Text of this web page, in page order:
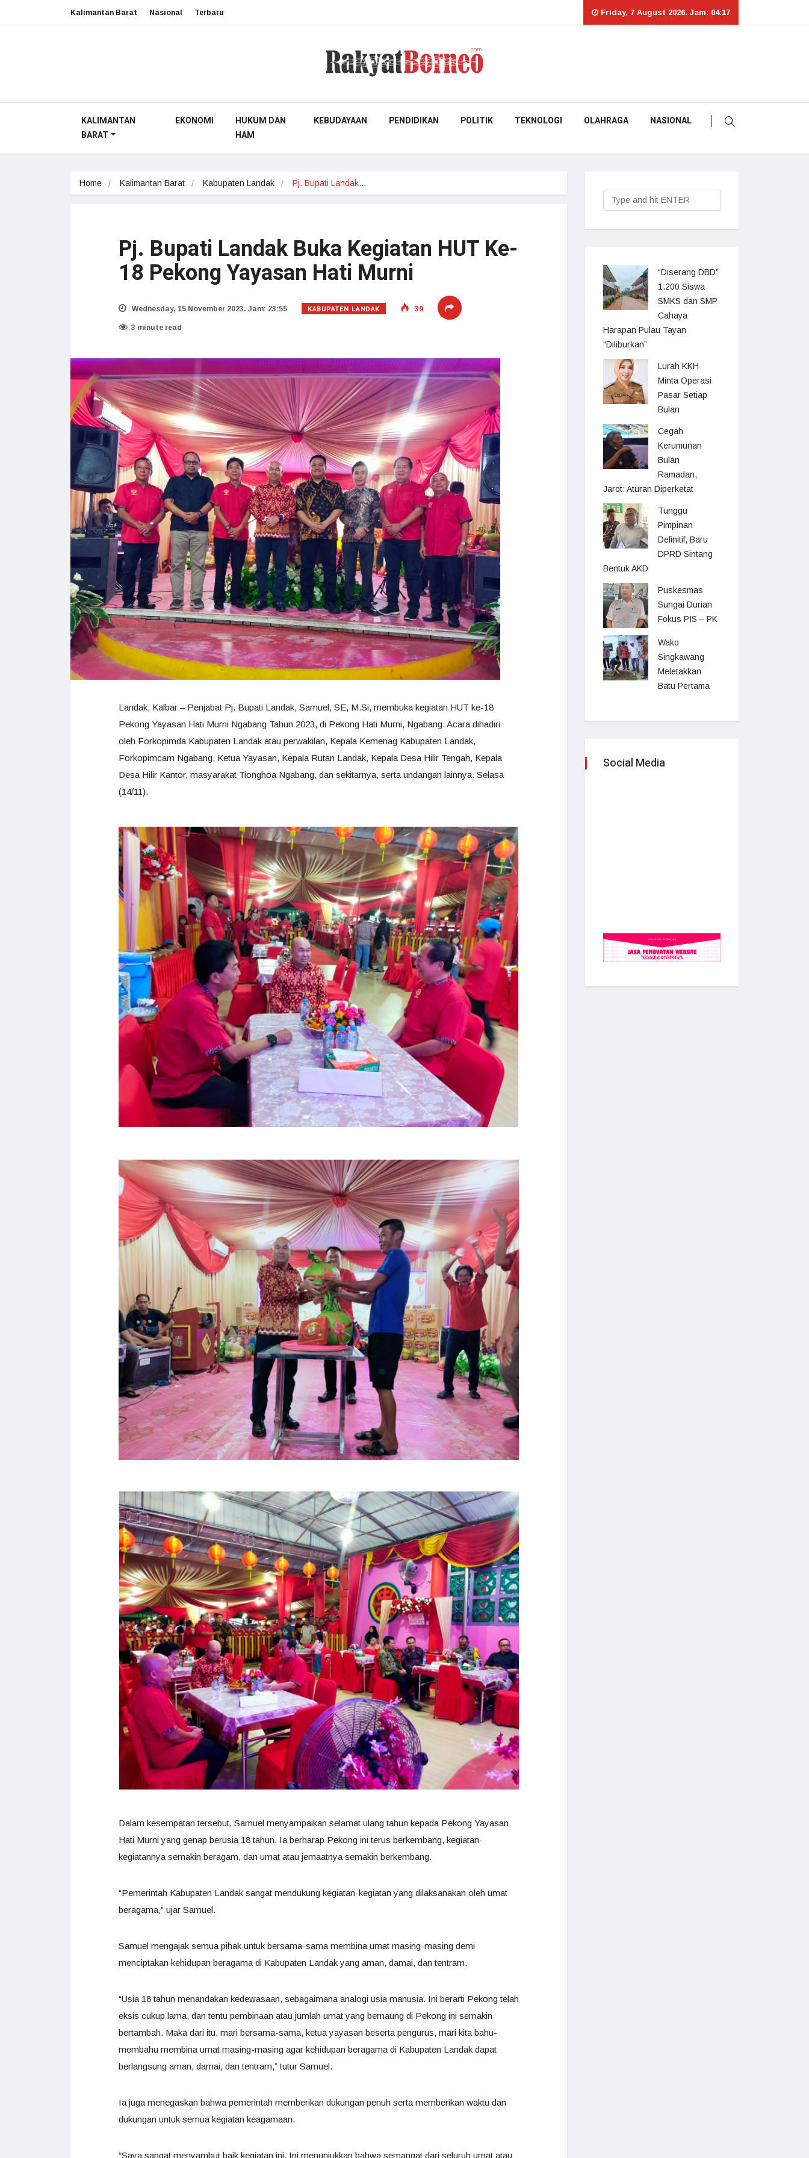
Kalimantan Barat Nasional Terbaru Friday, 7 August 2026. Jam: 04:17
KALIMANTAN
BARAT
EKONOMI
HUKUM DAN
HAM
KEBUDAYAAN PENDIDIKAN POLITIK TEKNOLOGI OLAHRAGA NASIONAL
Home Kalimantan Barat Kabupaten Landak Pj. Bupati Landak…
Pj. Bupati Landak Buka Kegiatan HUT Ke-
18 Pekong Yayasan Hati Murni
Wednesday, 15 November 2023. Jam: 23:55 KABUPATEN LANDAK 39
3 minute read
Landak, Kalbar – Penjabat Pj. Bupati Landak, Samuel, SE, M.Si, membuka kegiatan HUT ke-18
Pekong Yayasan Hati Murni Ngabang Tahun 2023, di Pekong Hati Murni, Ngabang. Acara dihadiri
oleh Forkopimda Kabupaten Landak atau perwakilan, Kepala Kemenag Kabupaten Landak,
Forkopimcam Ngabang, Ketua Yayasan, Kepala Rutan Landak, Kepala Desa Hilir Tengah, Kepala
Desa Hilir Kantor, masyarakat Tionghoa Ngabang, dan sekitarnya, serta undangan lainnya. Selasa
(14/11).
Dalam kesempatan tersebut, Samuel menyampaikan selamat ulang tahun kepada Pekong Yayasan
Hati Murni yang genap berusia 18 tahun. Ia berharap Pekong ini terus berkembang, kegiatan-
kegiatannya semakin beragam, dan umat atau jemaatnya semakin berkembang.
“Pemerintah Kabupaten Landak sangat mendukung kegiatan-kegiatan yang dilaksanakan oleh umat
beragama,” ujar Samuel.
Samuel mengajak semua pihak untuk bersama-sama membina umat masing-masing demi
menciptakan kehidupan beragama di Kabupaten Landak yang aman, damai, dan tentram.
“Usia 18 tahun menandakan kedewasaan, sebagaimana analogi usia manusia. Ini berarti Pekong telah
eksis cukup lama, dan tentu pembinaan atau jumlah umat yang bernaung di Pekong ini semakin
bertambah. Maka dari itu, mari bersama-sama, ketua yayasan beserta pengurus, mari kita bahu-
membahu membina umat masing-masing agar kehidupan beragama di Kabupaten Landak dapat
berlangsung aman, damai, dan tentram,” tutur Samuel.
Ia juga menegaskan bahwa pemerintah memberikan dukungan penuh serta memberikan waktu dan
dukungan untuk semua kegiatan keagamaan.
“Saya sangat menyambut baik kegiatan ini. Ini menunjukkan bahwa semangat dari seluruh umat atau
“Diserang DBD”
1.200 Siswa
SMKS dan SMP
Cahaya
Harapan Pulau Tayan
“Diliburkan”
Lurah KKH
Minta Operasi
Pasar Setiap
Bulan
Cegah
Kerumunan
Bulan
Ramadan,
Jarot: Aturan Diperketat
Tunggu
Pimpinan
Definitif, Baru
DPRD Sintang
Bentuk AKD
Puskesmas
Sungai Durian
Fokus PIS – PK
Wako
Singkawang
Meletakkan
Batu Pertama
Social Media